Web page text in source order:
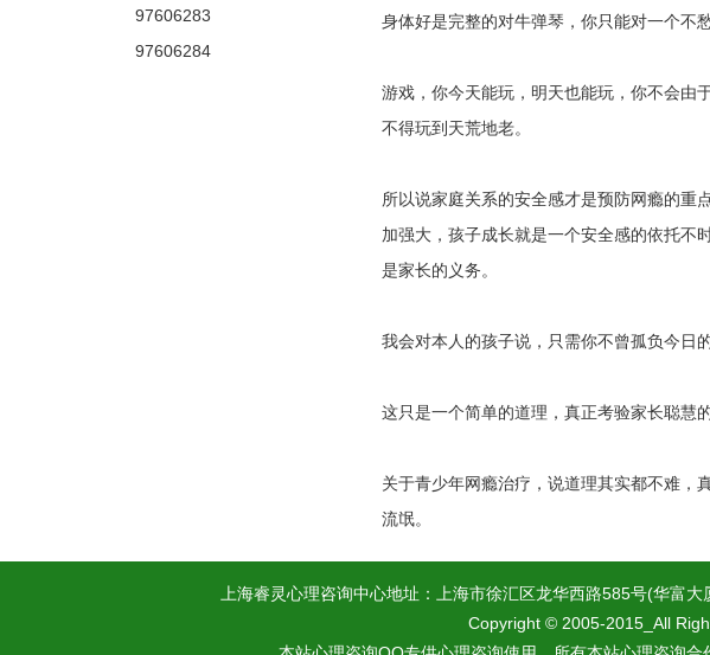
97606283
97606284
身体好是完整的对牛弹琴，你只能对一个不
游戏，你今天能玩，明天也能玩，你不会由
不得玩到天荒地老。
所以说家庭关系的安全感才是预防网瘾的重
加强大，孩子成长就是一个安全感的依托不
是家长的义务。
我会对本人的孩子说，只需你不曾孤负今日
这只是一个简单的道理，真正考验家长聪慧
关于青少年网瘾治疗，说道理其实都不难，
流氓。
上海睿灵心理咨询中心地址：上海市徐汇区龙华西路585号(华
Copyright © 2005-2015_All